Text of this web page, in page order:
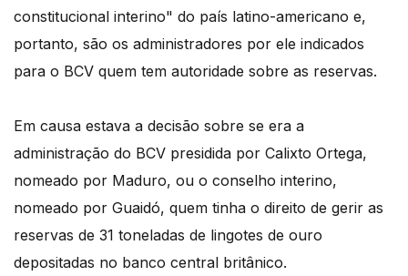
constitucional interino" do país latino-americano e,
portanto, são os administradores por ele indicados
para o BCV quem tem autoridade sobre as reservas.
Em causa estava a decisão sobre se era a
administração do BCV presidida por Calixto Ortega,
nomeado por Maduro, ou o conselho interino,
nomeado por Guaidó, quem tinha o direito de gerir as
reservas de 31 toneladas de lingotes de ouro
depositadas no banco central britânico.